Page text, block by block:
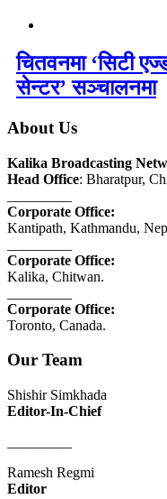
चितवनमा ‘सिटी
सेन्टर’ सञ्चालनमा
About Us
Kalika Broadcasting
Head Office: Bharatpur,
Corporate Office:
Kantipath, Kathmandu,
Corporate Office:
Kalika, Chitwan.
Corporate Office:
Toronto, Canada.
Our Team
Shishir Simkhada
Editor-In-Chief
Ramesh Regmi
Editor